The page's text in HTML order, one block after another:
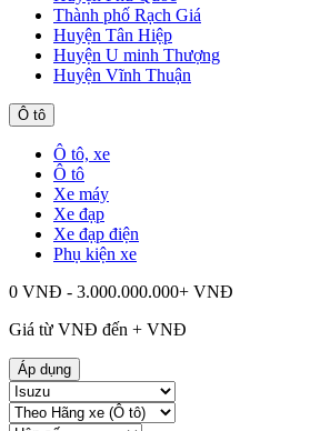
Thành phố Rạch Giá
Huyện Tân Hiệp
Huyện U minh Thượng
Huyện Vĩnh Thuận
Ô tô
Ô tô, xe
Ô tô
Xe máy
Xe đạp
Xe đạp điện
Phụ kiện xe
0 VNĐ - 3.000.000.000+ VNĐ
Giá từ VNĐ đến + VNĐ
Áp dụng